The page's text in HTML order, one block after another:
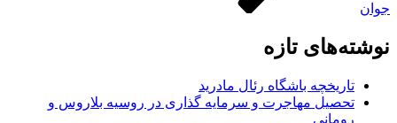
تازه
تاریخچه باشگاه رئال مادرید
تحصیل مهاجرت و سرمایه گذاری در روسیه بلاروس و
رومانی